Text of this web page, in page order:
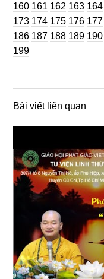
160 Trang
161 Trang
162 Trang
163 164
173 Trang
174 Trang
175 Trang
176 177
186 Trang
187 Trang
188 Trang
189 190
199
Bài viết liên quan